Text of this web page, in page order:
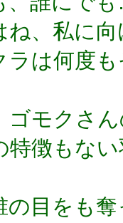
ね、私に
は何度
ゴモクさ
特徴もな
の目をも